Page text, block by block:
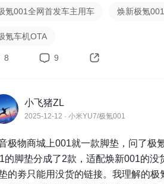
氪001全网首发车主用车 焕新极氪
氪车机OTA
8 9
小飞猪ZL
2025-12-12 · 小米YU7/极氪001
极物商城上001就一款脚垫，问了极
的脚垫分成了2款，适配焕新001的没
的劵只能用没货的链接。我理解的